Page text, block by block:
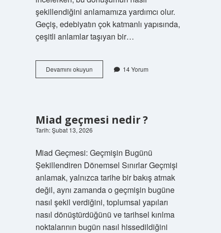
şekillendiğini anlamamıza yardımcı olur.
Geçiş, edebiyatın çok katmanlı yapısında,
çeşitli anlamlar taşıyan bir…
Devamını okuyunGeçiş
önceliği
14 Yorum
Miad geçmesi nedir ?
Tarih: Şubat 13, 2026
Miad Geçmesi: Geçmişin Bugünü
Şekillendiren Dönemsel Sınırlar Geçmişi
anlamak, yalnızca tarihe bir bakış atmak
değil, aynı zamanda o geçmişin bugüne
nasıl şekil verdiğini, toplumsal yapıları
nasıl dönüştürdüğünü ve tarihsel kırılma
noktalarının bugün nasıl hissedildiğini